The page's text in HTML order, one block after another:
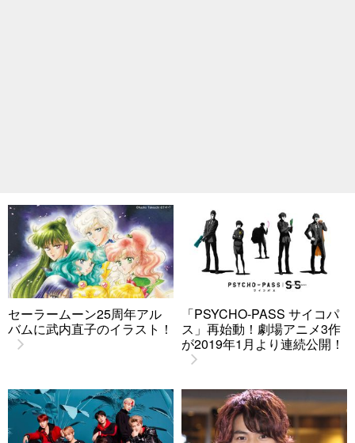
セーラームーン25周年アル
バムに武内直子のイラスト！
「PSYCHO-PASS サイコパ
ス」再始動！劇場アニメ3作
が2019年1月より連続公開！